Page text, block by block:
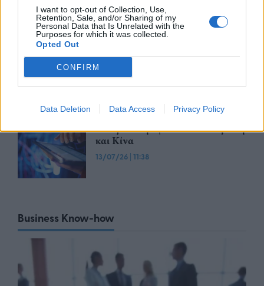
I want to opt-out of Collection, Use,
Retention, Sale, and/or Sharing of my
Personal Data that Is Unrelated with the
Purposes for which it was collected.
Opted Out
CONFIRM
Data Deletion Data Access Privacy Policy
Eurobank: Αγόρασε 2,27 εκατ.
ευρώ
13/07/26|12:00
Ψηφιακές αγορές: Γιατί οι ΗΠΑ
ανοίγουν την ψαλίδα από Ευρώπη
και Κίνα
13/07/26 | 11:38
Business Know-how